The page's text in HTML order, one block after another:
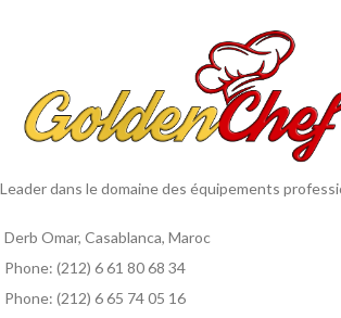
Leader dans le domaine des équipements
Derb Omar, Casablanca, Maroc
Phone: (212) 6 61 80 68 34
Phone: (212) 6 65 74 05 16